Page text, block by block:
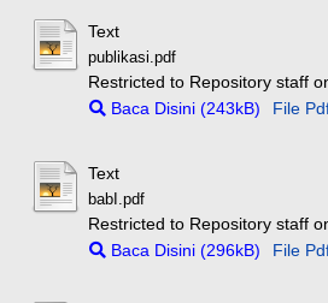
Text
publikasi.pdf
Restricted to Repository staff
Baca Disini (243kB)
File
Text
babI.pdf
Restricted to Repository staff
Baca Disini (296kB)
File